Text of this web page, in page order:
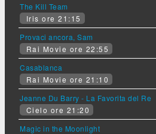
The Kill Team
Iris ore 21:15
Provaci ancora, Sam
Rai Movie ore 22:55
Casablanca
Rai Movie ore 21:10
Jeanne Du Barry - La Favorita del Re
Cielo ore 21:20
Magic in the Moonlight